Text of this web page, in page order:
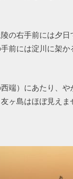
の右手前には夕日
前には淀川に架
端）にあたり、や
ヶ島はほぼ見えま